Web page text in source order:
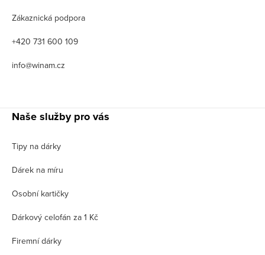
Zákaznická podpora
+420 731 600 109
info@winam.cz
Naše služby pro vás
Tipy na dárky
Dárek na míru
Osobní kartičky
Dárkový celofán za 1 Kč
Firemní dárky